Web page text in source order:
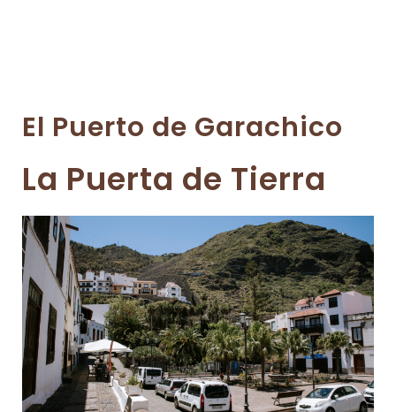
El Puerto de Garachico
La Puerta de Tierra